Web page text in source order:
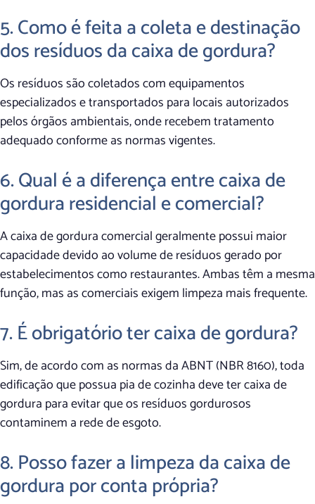
5. Como é feita a coleta e destinação
dos resíduos da caixa de gordura?
Os resíduos são coletados com equipamentos
especializados e transportados para locais autorizados
pelos órgãos ambientais, onde recebem tratamento
adequado conforme as normas vigentes.
6. Qual é a diferença entre caixa de
gordura residencial e comercial?
A caixa de gordura comercial geralmente possui maior
capacidade devido ao volume de resíduos gerado por
estabelecimentos como restaurantes. Ambas têm a mesma
função, mas as comerciais exigem limpeza mais frequente.
7. É obrigatório ter caixa de gordura?
Sim, de acordo com as normas da ABNT (NBR 8160), toda
edificação que possua pia de cozinha deve ter caixa de
gordura para evitar que os resíduos gordurosos
contaminem a rede de esgoto.
8. Posso fazer a limpeza da caixa de
gordura por conta própria?